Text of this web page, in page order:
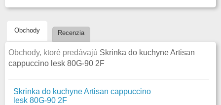
Obchody Recenzia
Obchody, ktoré predávajú Skrinka do kuchyne Artisan
cappuccino lesk 80G-90 2F
Skrinka do kuchyne Artisan cappuccino
lesk 80G-90 2F